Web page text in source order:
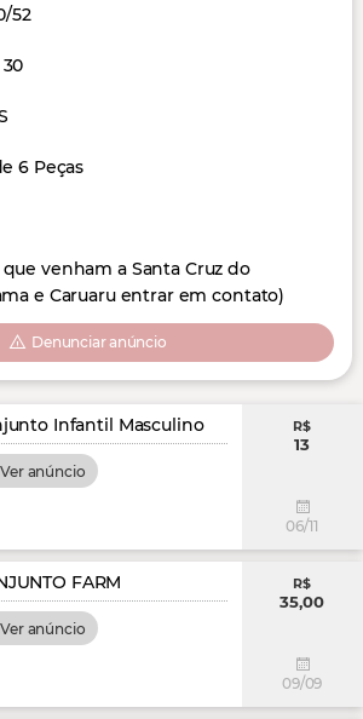
52
6 Peças
venham a Santa Cruz do
e Caruaru entrar em contato)
Denunciar anúncio
Infantil Masculino
Ver anúncio
R$
13
06/11
FARM
Ver anúncio
R$
35,00
09/09